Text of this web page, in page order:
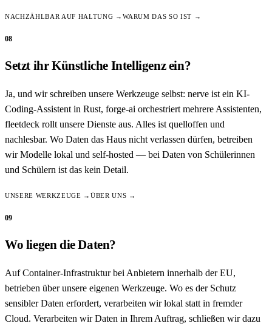
NACHZÄHLBAR AUF HALTUNG → WARUM DAS SO IST →
08
Setzt ihr Künstliche Intelligenz ein?
Ja, und wir schreiben unsere Werkzeuge selbst: nerve ist ein KI-
Coding-Assistent in Rust, forge-ai orchestriert mehrere Assistenten,
fleetdeck rollt unsere Dienste aus. Alles ist quelloffen und
nachlesbar. Wo Daten das Haus nicht verlassen dürfen, betreiben
wir Modelle lokal und self-hosted — bei Daten von Schülerinnen
und Schülern ist das kein Detail.
UNSERE WERKZEUGE → ÜBER UNS →
09
Wo liegen die Daten?
Auf Container-Infrastruktur bei Anbietern innerhalb der EU,
betrieben über unsere eigenen Werkzeuge. Wo es der Schutz
sensibler Daten erfordert, verarbeiten wir lokal statt in fremder
Cloud. Verarbeiten wir Daten in Ihrem Auftrag, schließen wir dazu